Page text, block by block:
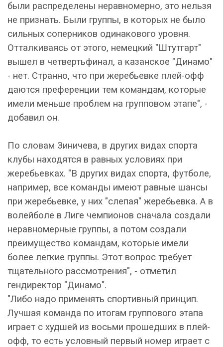
были распределены неравномерно, это нельзя
не признать. Были группы, в которых не было
сильных соперников одинакового уровня.
Отталкиваясь от этого, немецкий "Штутгарт"
вышел в четвертьфинал, а казанское "Динамо"
- нет. Странно, что при жеребьевке плей-офф
даются преференции тем командам, которые
имели меньше проблем на групповом этапе", -
добавил он.
По словам Зиничева, в других видах спорта
клубы находятся в равных условиях при
жеребьевках. "В других видах спорта, футболе,
например, все команды имеют равные шансы
при жеребьевке, у них "слепая" жеребьевка. А в
волейболе в Лиге чемпионов сначала создали
неравномерные группы, а потом создали
преимущество командам, которые имели
более легкие группы. Этот вопрос требует
тщательного рассмотрения", - отметил
гендиректор "Динамо".
"Либо надо применять спортивный принцип.
Лучшая команда по итогам группового этапа
играет с худшей из восьми прошедших в плей-
офф, то есть условный первый номер играет с